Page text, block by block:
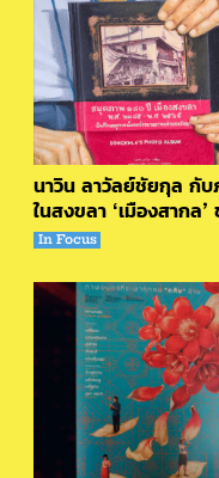
นาวิน ลาวัลย์ชัยกุล กับ
ในสงขลา ‘เมืองสากล
In Focus